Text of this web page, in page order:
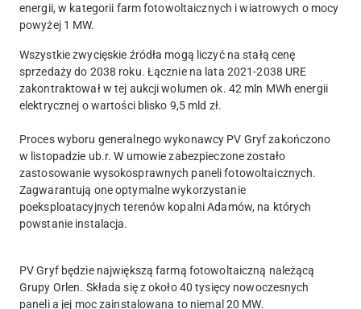
energii, w kategorii farm fotowoltaicznych i wiatrowych o mocy
powyżej 1 MW.
Wszystkie zwycięskie źródła mogą liczyć na stałą cenę
sprzedaży do 2038 roku. Łącznie na lata 2021-2038 URE
zakontraktował w tej aukcji wolumen ok. 42 mln MWh energii
elektrycznej o wartości blisko 9,5 mld zł.
Proces wyboru generalnego wykonawcy PV Gryf zakończono
w listopadzie ub.r. W umowie zabezpieczone zostało
zastosowanie wysokosprawnych paneli fotowoltaicznych.
Zagwarantują one optymalne wykorzystanie
poeksploatacyjnych terenów kopalni Adamów, na których
powstanie instalacja.
PV Gryf będzie największą farmą fotowoltaiczną należącą
Grupy Orlen. Składa się z około 40 tysięcy nowoczesnych
paneli a jej moc zainstalowana to niemal 20 MW.